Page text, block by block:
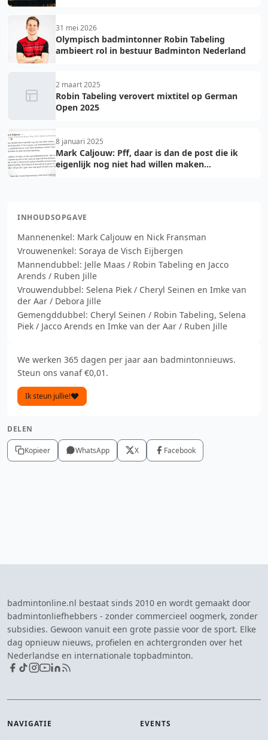
31 mei 2026
Olympisch badmintonner Robin Tabeling
ambieert rol in bestuur Badminton Nederland
2 maart 2025
Robin Tabeling verovert mixtitel op German
Open 2025
8 januari 2025
Mark Caljouw: Pff, daar is dan de post die ik
eigenlijk nog niet had willen maken...
INHOUDSOPGAVE
Mannenenkel: Mark Caljouw en Nick Fransman
Vrouwenenkel: Soraya de Visch Eijbergen
Mannendubbel: Jelle Maas / Robin Tabeling en Jacco
Arends / Ruben Jille
Vrouwendubbel: Selena Piek / Cheryl Seinen en Imke van
der Aar / Debora Jille
Gemengddubbel: Cheryl Seinen / Robin Tabeling, Selena
Piek / Jacco Arends en Imke van der Aar / Ruben Jille
We werken 365 dagen per jaar aan badmintonnieuws.
Steun ons vanaf €0,01.
Ik steun jullie!
DELEN
Kopieer WhatsApp X Facebook
badmintonline.nl bestaat sinds 2010 en wordt gemaakt door
badmintonliefhebbers - zonder commercieel oogmerk, zonder
subsidies. Gewoon vanuit een grote passie voor de sport. Elke
dag opnieuw nieuws, profielen en achtergronden over het
Nederlandse en internationale topbadminton.
NAVIGATIE EVENTS